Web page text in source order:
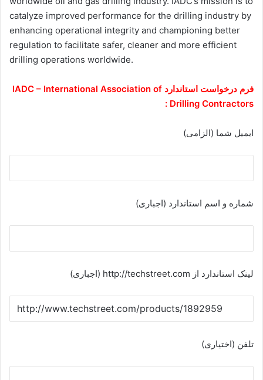
catalyze improved performance for the drilling industry by
enhancing operational integrity and championing better
regulation to facilitate safer, cleaner and more efficient
drilling operations worldwide.
فرم درخواست استاندارد IADC – International Association of
Drilling Contractors :
ایمیل شما (الزامی)
شماره و اسم استاندارد (اجباری)
لینک استاندارد از http://techstreet.com (اجباری)
تلفن (اختیاری)